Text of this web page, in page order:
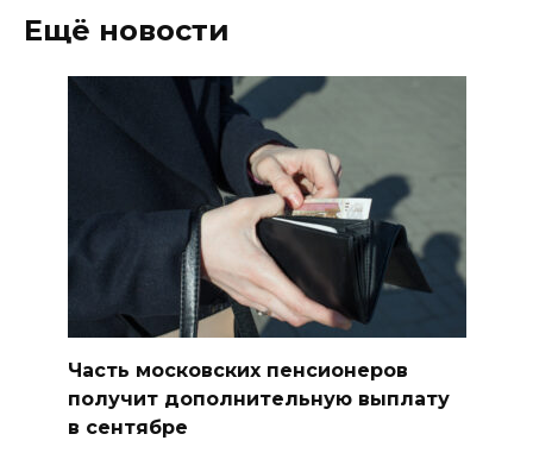
Ещё новости
Часть московских пенсионеров
получит дополнительную выплату
в сентябре